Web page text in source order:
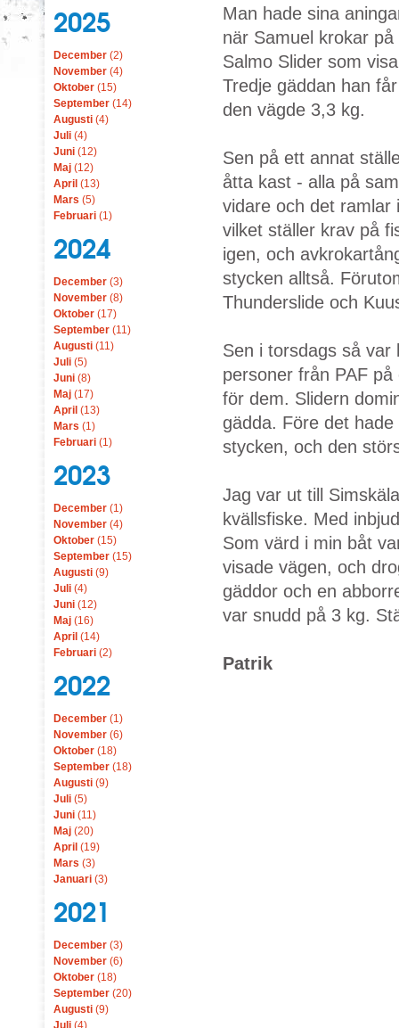
2025
December (2)
November (4)
Oktober (15)
September (14)
Augusti (4)
Juli (4)
Juni (12)
Maj (12)
April (13)
Mars (5)
Februari (1)
2024
December (3)
November (8)
Oktober (17)
September (11)
Augusti (11)
Juli (5)
Juni (8)
Maj (17)
April (13)
Mars (1)
Februari (1)
2023
December (1)
November (4)
Oktober (15)
September (15)
Augusti (9)
Juli (4)
Juni (12)
Maj (16)
April (14)
Februari (2)
2022
December (1)
November (6)
Oktober (18)
September (18)
Augusti (9)
Juli (5)
Juni (11)
Maj (20)
April (19)
Mars (3)
Januari (3)
2021
December (3)
November (6)
Oktober (18)
September (20)
Augusti (9)
Juli (4)
Man hade sina
när Samuel krokar
Salmo Slider som
Tredje gäddan han
den vägde 3,3 kg.
Sen på ett annat
åtta kast - alla på
vidare och det ramlar
vilket ställer krav på
igen, och
stycken alltså.
Thunderslide och
Sen i torsdags så var
personer från PAF
för dem. Slidern
gädda. Före det
stycken, och den
Jag var ut till
kvällsfiske. Med
Som värd i min båt
visade vägen, och
gäddor och en
var snudd på 3 kg.
Patrik